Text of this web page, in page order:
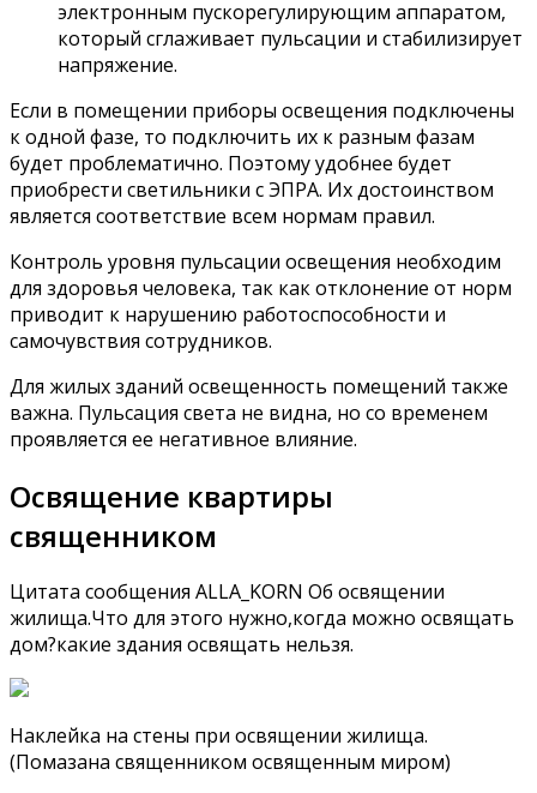
электронным пускорегулирующим аппаратом,
который сглаживает пульсации и стабилизирует
напряжение.
Если в помещении приборы освещения подключены
к одной фазе, то подключить их к разным фазам
будет проблематично. Поэтому удобнее будет
приобрести светильники с ЭПРА. Их достоинством
является соответствие всем нормам правил.
Контроль уровня пульсации освещения необходим
для здоровья человека, так как отклонение от норм
приводит к нарушению работоспособности и
самочувствия сотрудников.
Для жилых зданий освещенность помещений также
важна. Пульсация света не видна, но со временем
проявляется ее негативное влияние.
Освящение квартиры
священником
Цитата сообщения ALLA_KORN Об освящении
жилища.Что для этого нужно,когда можно освящать
дом?какие здания освящать нельзя.
Наклейка на стены при освящении жилища.
(Помазана священником освященным миром)